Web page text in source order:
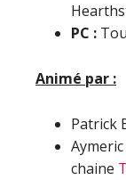
PC :
Animé par :
Patrick
chaine